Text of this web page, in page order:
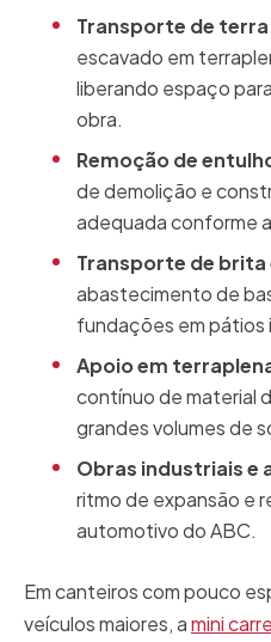
Transporte de terra
escavado em
liberando espaço
obra.
Remoção de
de demolição e
adequada conforme
Transporte de
abastecimento de
fundações em pátios
Apoio em
contínuo de material
grandes volumes de
Obras industriais e
ritmo de expansão e
automotivo do ABC.
Em canteiros com pouco
veículos maiores, amini